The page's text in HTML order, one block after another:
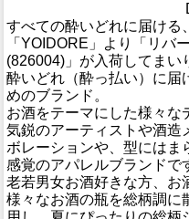
すべての酔いどれに届ける
「YOIDORE」より「リバ
(826004)」が入荷してまい
酔いどれ（酔っ払い）に届
めのブランド。
お酒をテーマにした様々な
気鋭のアーティストや酒造
ボレーションや、型にはま
感覚のアパレルブランドで
老若男女お酒好きな方、お
様々なお酒の瓶を総柄調に